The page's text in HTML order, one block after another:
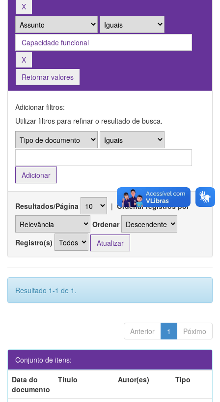
Retornar valores
Adicionar filtros:
Utilizar filtros para refinar o resultado de busca.
Resultados/Página | Ordenar registros por
Ordenar
Registro(s)
Resultado 1-1 de 1.
Anterior 1 Póximo
Conjunto de itens:
Data do
documento
Título Autor(es) Tipo